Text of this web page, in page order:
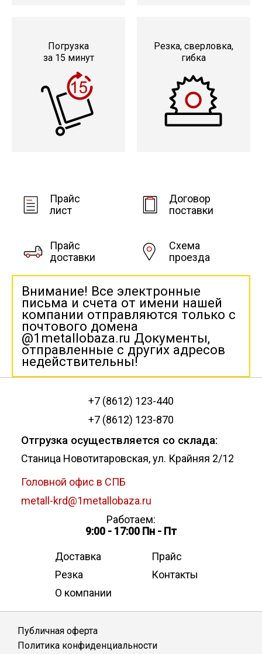
Погрузка
за 15 минут
Резка, сверловка,
гибка
Прайс
лист
Договор
поставки
Прайс
доставки
Схема
проезда
Внимание! Все электронные
письма и счета от имени нашей
компании отправляются только с
почтового домена
@1metallobaza.ru Документы,
отправленные с других адресов
недействительны!
+7 (8612) 123-440
+7 (8612) 123-870
Отгрузка осуществляется со склада:
Станица Новотитаровская, ул. Крайняя 2/12
Головной офис в СПБ
metall-krd@1metallobaza.ru
Работаем:
9:00 - 17:00 Пн - Пт
Доставка
Прайс
Резка
Контакты
О компании
Публичная оферта
Политика конфиденциальности